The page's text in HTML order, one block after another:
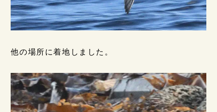
他の場所に着地しました。